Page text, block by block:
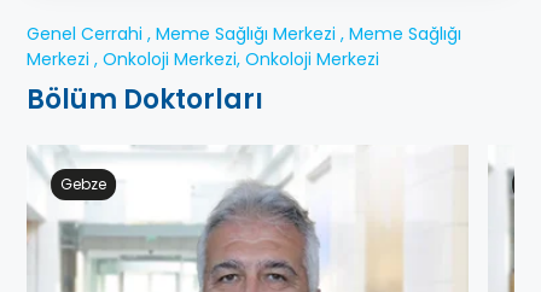
Genel Cerrahi , Meme Sağlığı Merkezi , Meme Sağlığı
Merkezi , Onkoloji Merkezi, Onkoloji Merkezi
Bölüm Doktorları
Gebze